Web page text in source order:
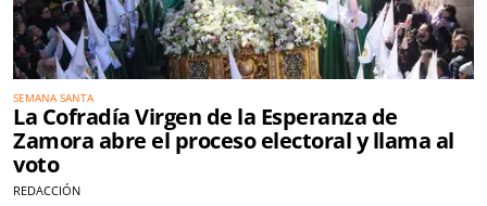
SEMANA SANTA
La Cofradía Virgen de la Esperanza de
Zamora abre el proceso electoral y llama al
voto
REDACCIÓN